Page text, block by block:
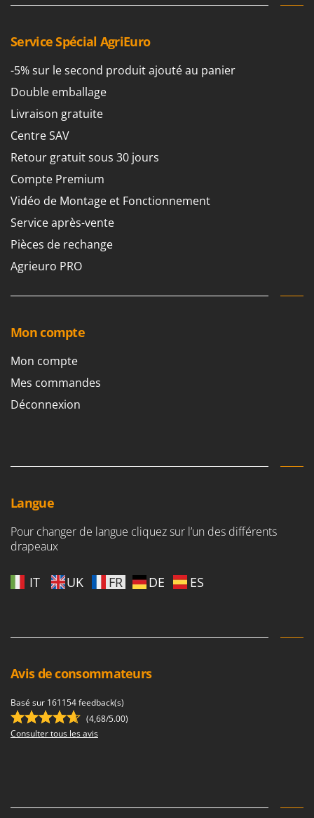
Service Spécial AgriEuro
-5% sur le second produit ajouté au panier
Double emballage
Livraison gratuite
Centre SAV
Retour gratuit sous 30 jours
Compte Premium
Vidéo de Montage et Fonctionnement
Service après-vente
Pièces de rechange
Agrieuro PRO
Mon compte
Mon compte
Mes commandes
Déconnexion
Langue
Pour changer de langue cliquez sur l’un des différents
drapeaux
IT UK FR DE ES
Avis de consommateurs
Basé sur 161154 feedback(s)
(4,68/5.00)
Consulter tous les avis